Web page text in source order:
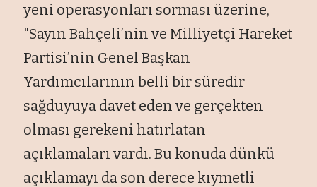
yeni operasyonları sormasıüzerine,
"Sayın Bahçeli’nin ve Milliyetçi Hareket
Partisi’nin Genel Başkan
Yardımcılarının belli bir süredir
sağduyuya davet eden ve gerçekten
olması gerekeni hatırlatan
açıklamaları vardı. Bu konuda dünkü
açıklamayı da son derece kıymetli